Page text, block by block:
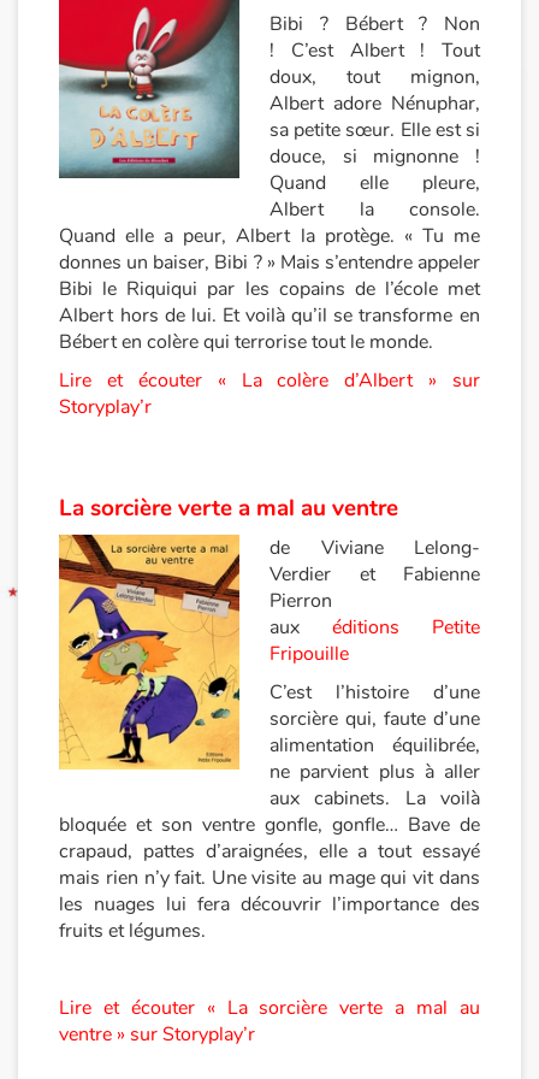
Vidéos & Tutoriaux
Blog
Par thématique
Rencontres et témoignages
Contes d'ici et d'ailleurs
Apprendre à lire
Livre audio
Activités et ateliers
Apprendre les langues
Dyslexie, troubles de la lecture
Les plus lus
Coups de coeur
Bibi ? Bébert ? Non
! C’est Albert ! Tout
doux, tout mignon,
Albert adore Nénuphar,
sa petite sœur. Elle est si
douce, si mignonne !
Quand elle pleure,
Albert la console.
Quand elle a peur, Albert la protège. « Tu me
donnes un baiser, Bibi ? » Mais s’entendre appeler
Bibi le Riquiqui par les copains de l’école met
Albert hors de lui. Et voilà qu’il se transforme en
Bébert en colère qui terrorise tout le monde.
Lire et écouter « La colère d’Albert » sur
Storyplay’r
La sorcière verte a mal au ventre
de Viviane Lelong-
Verdier et Fabienne
Pierron
aux éditions Petite
Fripouille
C’est l’histoire d’une
sorcière qui, faute d’une
alimentation équilibrée,
ne parvient plus à aller
aux cabinets. La voilà
bloquée et son ventre gonfle, gonfle… Bave de
crapaud, pattes d’araignées, elle a tout essayé
mais rien n’y fait. Une visite au mage qui vit dans
les nuages lui fera découvrir l’importance des
fruits et légumes.
Lire et écouter « La sorcière verte a mal au
ventre » sur Storyplay’r